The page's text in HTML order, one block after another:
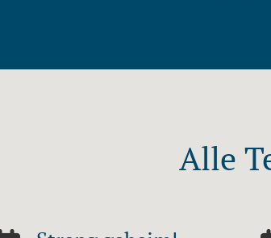
Alle